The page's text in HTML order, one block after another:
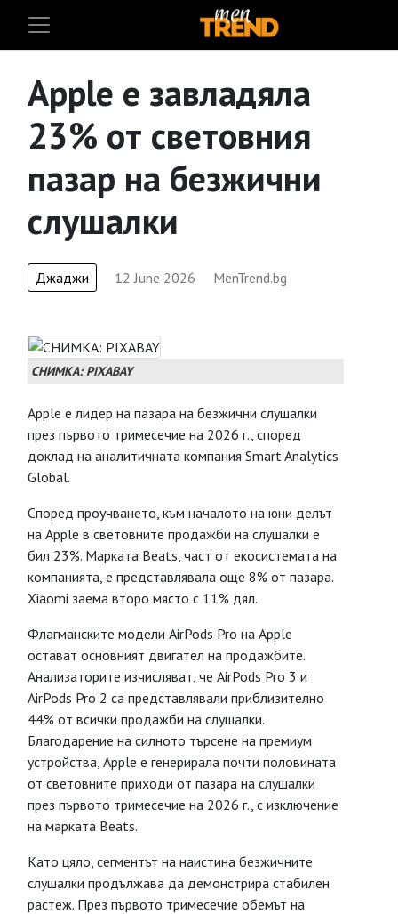
Apple е завладяла
23% от световния
пазар на безжични
слушалки
Джаджи 12 June 2026 MenTrend.bg
СНИМКА: PIXABAY
Apple е лидер на пазара на безжични слушалки
през първото тримесечие на 2026 г., според
доклад на аналитичната компания Smart Analytics
Global.
Според проучването, към началото на юни делът
на Apple в световните продажби на слушалки е
бил 23%. Марката Beats, част от екосистемата на
компанията, е представлявала още 8% от пазара.
Xiaomi заема второ място с 11% дял.
Флагманските модели AirPods Pro на Apple
остават основният двигател на продажбите.
Анализаторите изчисляват, че AirPods Pro 3 и
AirPods Pro 2 са представлявали приблизително
44% от всички продажби на слушалки.
Благодарение на силното търсене на премиум
устройства, Apple е генерирала почти половината
от световните приходи от пазара на слушалки
през първото тримесечие на 2026 г., с изключение
на марката Beats.
Като цяло, сегментът на наистина безжичните
слушалки продължава да демонстрира стабилен
растеж. През първото тримесечие обемът на